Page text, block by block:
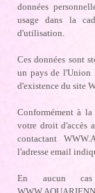
données
usage dans la
d'utilisation.
Ces données sont
un pays de l'Union
d'existence du site
Conformément à
votre droit d'accès
contactant
l'adresse email
En aucun